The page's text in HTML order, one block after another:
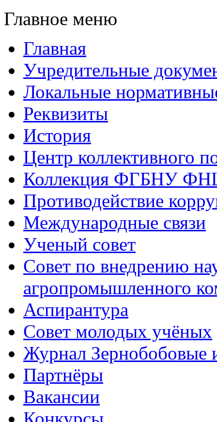
Главное меню
Главная
Учредительные
Локальные
Реквизиты
История
Центр коллективного
Коллекция ФГБНУ
Противодействие
Международные связи
Ученый совет
Совет по внедрению
агропромышленного
Аспирантура
Совет молодых учёных
Журнал Зернобобовые
Партнёры
Вакансии